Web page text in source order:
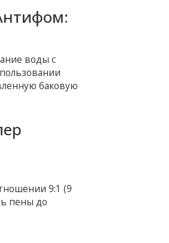
воды с
баковую
9:1 (9
пены до